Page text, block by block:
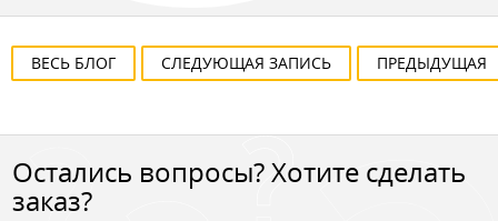
ВЕСЬ БЛОГ СЛЕДУЮЩАЯ ЗАПИСЬ ПРЕДЫДУЩАЯ
Остались вопросы? Хотите сделать
заказ?